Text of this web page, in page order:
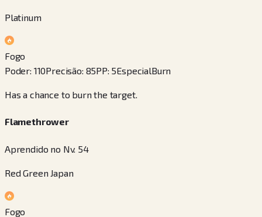
Platinum
Fogo
Poder: 110Precisão: 85PP: 5EspecialBurn
Has a chance to burn the target.
Flamethrower
Aprendido no Nv. 54
Red Green Japan
Fogo